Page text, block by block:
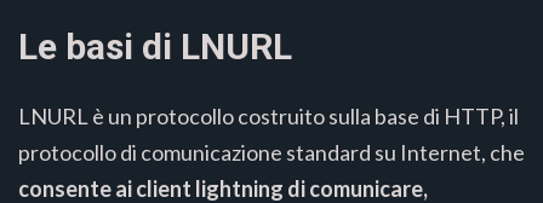
Le basi di LNURL
LNURL è un protocollo costruito sulla base di HTTP, il
protocollo di comunicazione standard su Internet, che
consente ai client lightning di comunicare,